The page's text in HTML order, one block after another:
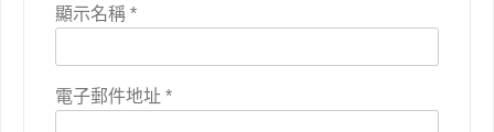
顯示名稱 *
電子郵件地址 *